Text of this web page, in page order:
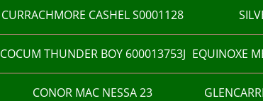
CURRACHMORE CASHEL S0001128
COCUM THUNDER BOY 600013753J EQUINOXE
CONOR MAC NESSA 23